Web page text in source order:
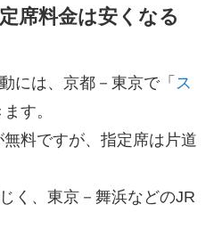
席料金は安くなる
には、京都－東京で「 ス
す。
料ですが、指定席は片道
く、東京－舞浜などのJR